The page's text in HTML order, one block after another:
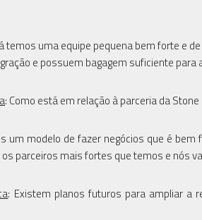
temos uma equipe pequena bem forte e
e possuem bagagem suficiente para
: Como está em relação à parceria da
um modelo de fazer negócios que é bem
parceiros mais fortes que temos e nós
: Existem planos futuros para ampliar a